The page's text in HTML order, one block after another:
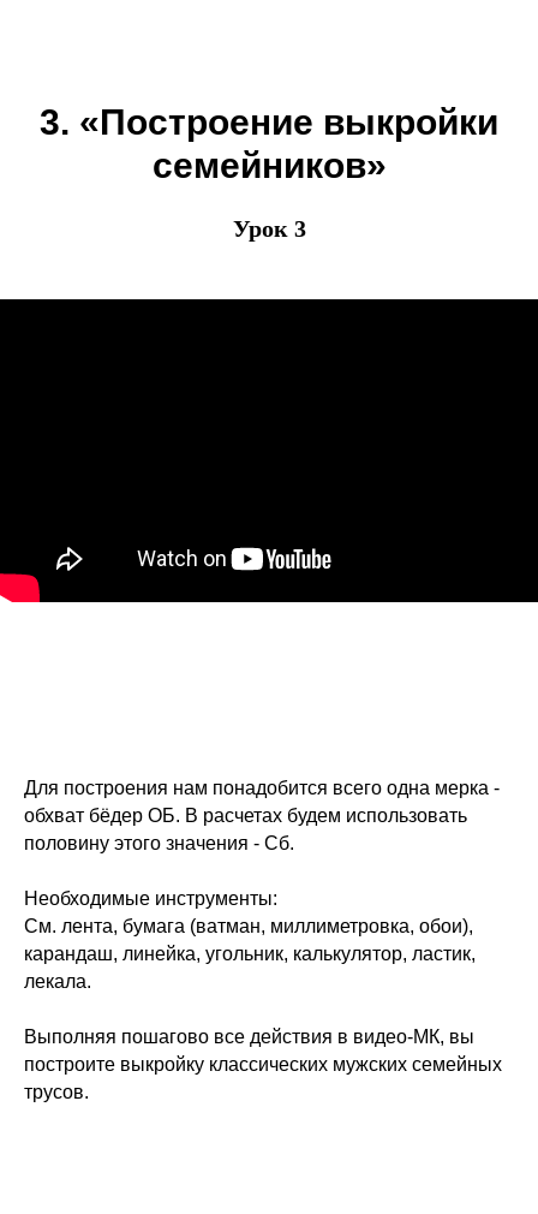
3. «Построение выкройки
семейников»
Урок 3
Для построения нам понадобится всего одна мерка -
обхват бёдер ОБ. В расчетах будем использовать
половину этого значения - Сб.
Необходимые инструменты:
См. лента, бумага (ватман, миллиметровка, обои),
карандаш, линейка, угольник, калькулятор, ластик,
лекала.
Выполняя пошагово все действия в видео-МК, вы
построите выкройку классических мужских семейных
трусов.